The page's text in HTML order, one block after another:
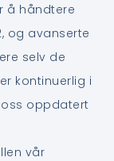
å håndtere
og avanserte
selv de
kontinuerlig i
oppdatert
vår